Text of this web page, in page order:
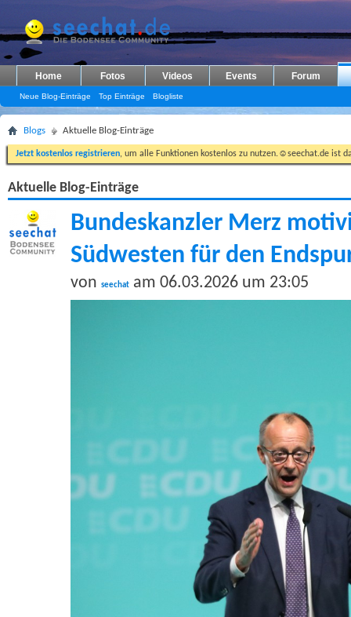
Home Fotos Videos Events Forum
Neue Blog-Einträge Top Einträge Blogliste
Blogs Aktuelle Blog-Einträge
Jetzt kostenlos registrieren, um alle Funktionen kostenlos zu nutzen.☺seechat.de ist
Aktuelle Blog-Einträge
Bundeskanzler Merz
Südwesten für den
von seechat am 06.03.2026 um 23:05